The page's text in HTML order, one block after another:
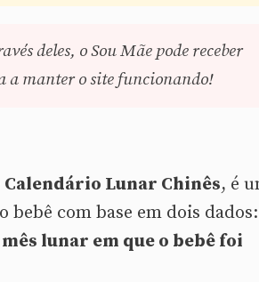
deles, o Sou Mãe pode receber
a manter o site funcionando!
Calendário Lunar Chinês, é
com base em dois
mês lunar em que o bebê foi